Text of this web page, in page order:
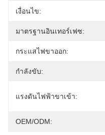
เงื่อนไข:
มาตรฐานอินเทอร์เฟซ:
กระแสไฟขาออก:
กำลังขับ:
แรงดันไฟฟ้าขาเข้า:
OEM/ODM: